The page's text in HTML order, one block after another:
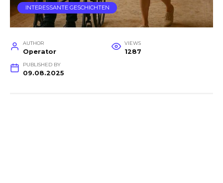
INTERESSANTE GESCHICHTEN
AUTHOR
Operator
VIEWS
1287
PUBLISHED BY
09.08.2025